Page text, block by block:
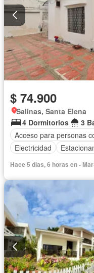
$ 74.900
Salinas, Santa Elena
4 Dormitorios
3
Acceso para personas
Electricidad
Hace 5 días, 6 horas en -